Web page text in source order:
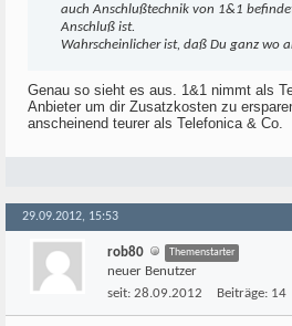
auch Anschlußtechnik von 1&1
Anschluß ist.
Wahrscheinlicher ist, daß Du ganz wo
Genau so sieht es aus. 1&1 nimmt als
Anbieter um dir Zusatzkosten zu
anscheinend teurer als Telefonica & Co.
29.09.2012, 15:53
rob80 Themenstarter
neuer Benutzer
seit: 28.09.2012 Beiträge: 14